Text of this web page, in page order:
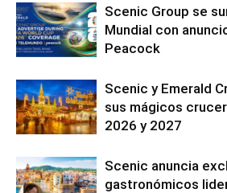
Scenic Group se
Mundial con
Peacock
Scenic y Emerald
sus mágicos
2026 y 2027
Scenic anuncia
gastronómicos